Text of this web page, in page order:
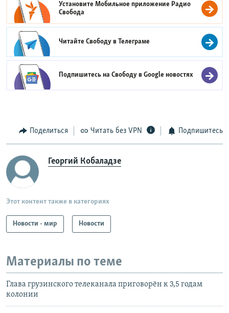
Установите Мобильное приложение Радио
Свобода
Читайте Свободу вТелеграме
Подпишитесь на Свободу вGoogle новостях
Поделиться Читать без VPN Подпишитесь
Георгий Кобаладзе
Этот контент также в категориях
Новости - мир Новости
Материалы по теме
Глава грузинского телеканала приговорён к 3,5 годам
колонии